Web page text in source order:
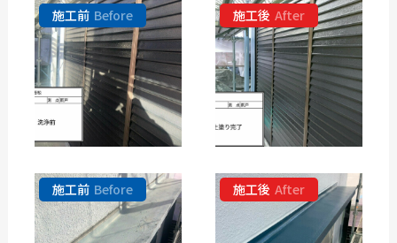
施工前 Before 施工後 After
施工前 Before 施工後 After